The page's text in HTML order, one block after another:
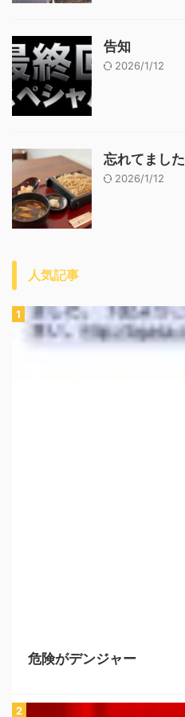
告知
2026/1/12
忘れてました
2026/1/12
人気記事
危険がデンジャー